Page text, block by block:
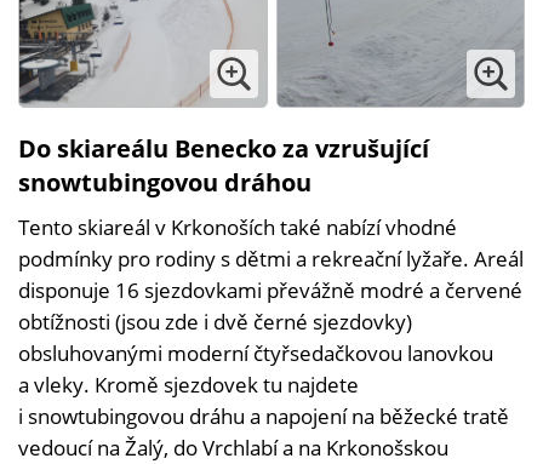
Do skiareálu Benecko za vzrušující
snowtubingovou dráhou
Tento skiareál v Krkonoších také nabízí vhodné
podmínky pro rodiny s dětmi a rekreační lyžaře. Areál
disponuje 16 sjezdovkami převážně modré a červené
obtížnosti (jsou zde i dvě černé sjezdovky)
obsluhovanými moderní čtyřsedačkovou lanovkou
a vleky. Kromě sjezdovek tu najdete
i snowtubingovou dráhu a napojení na běžecké tratě
vedoucí na Žalý, do Vrchlabí a na Krkonošskou